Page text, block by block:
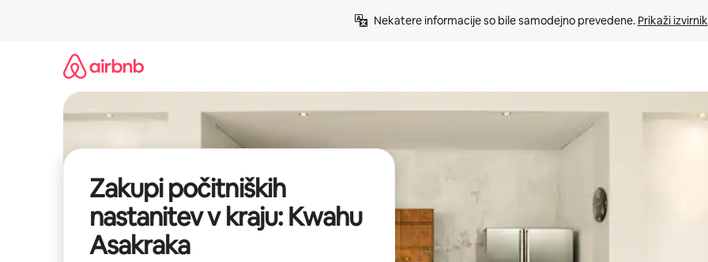
Nekatere informacije so bile samodejno prevedene. Prikaži izvirnik
Zakupi počitniških
nastanitev v kraju: Kwahu
Asakraka